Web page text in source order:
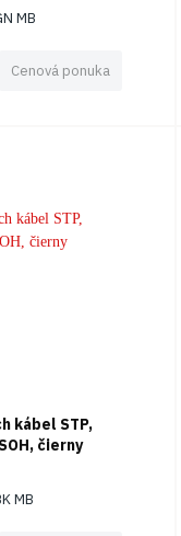
MB
Cenová ponuka
kábel STP,
čierny
MB